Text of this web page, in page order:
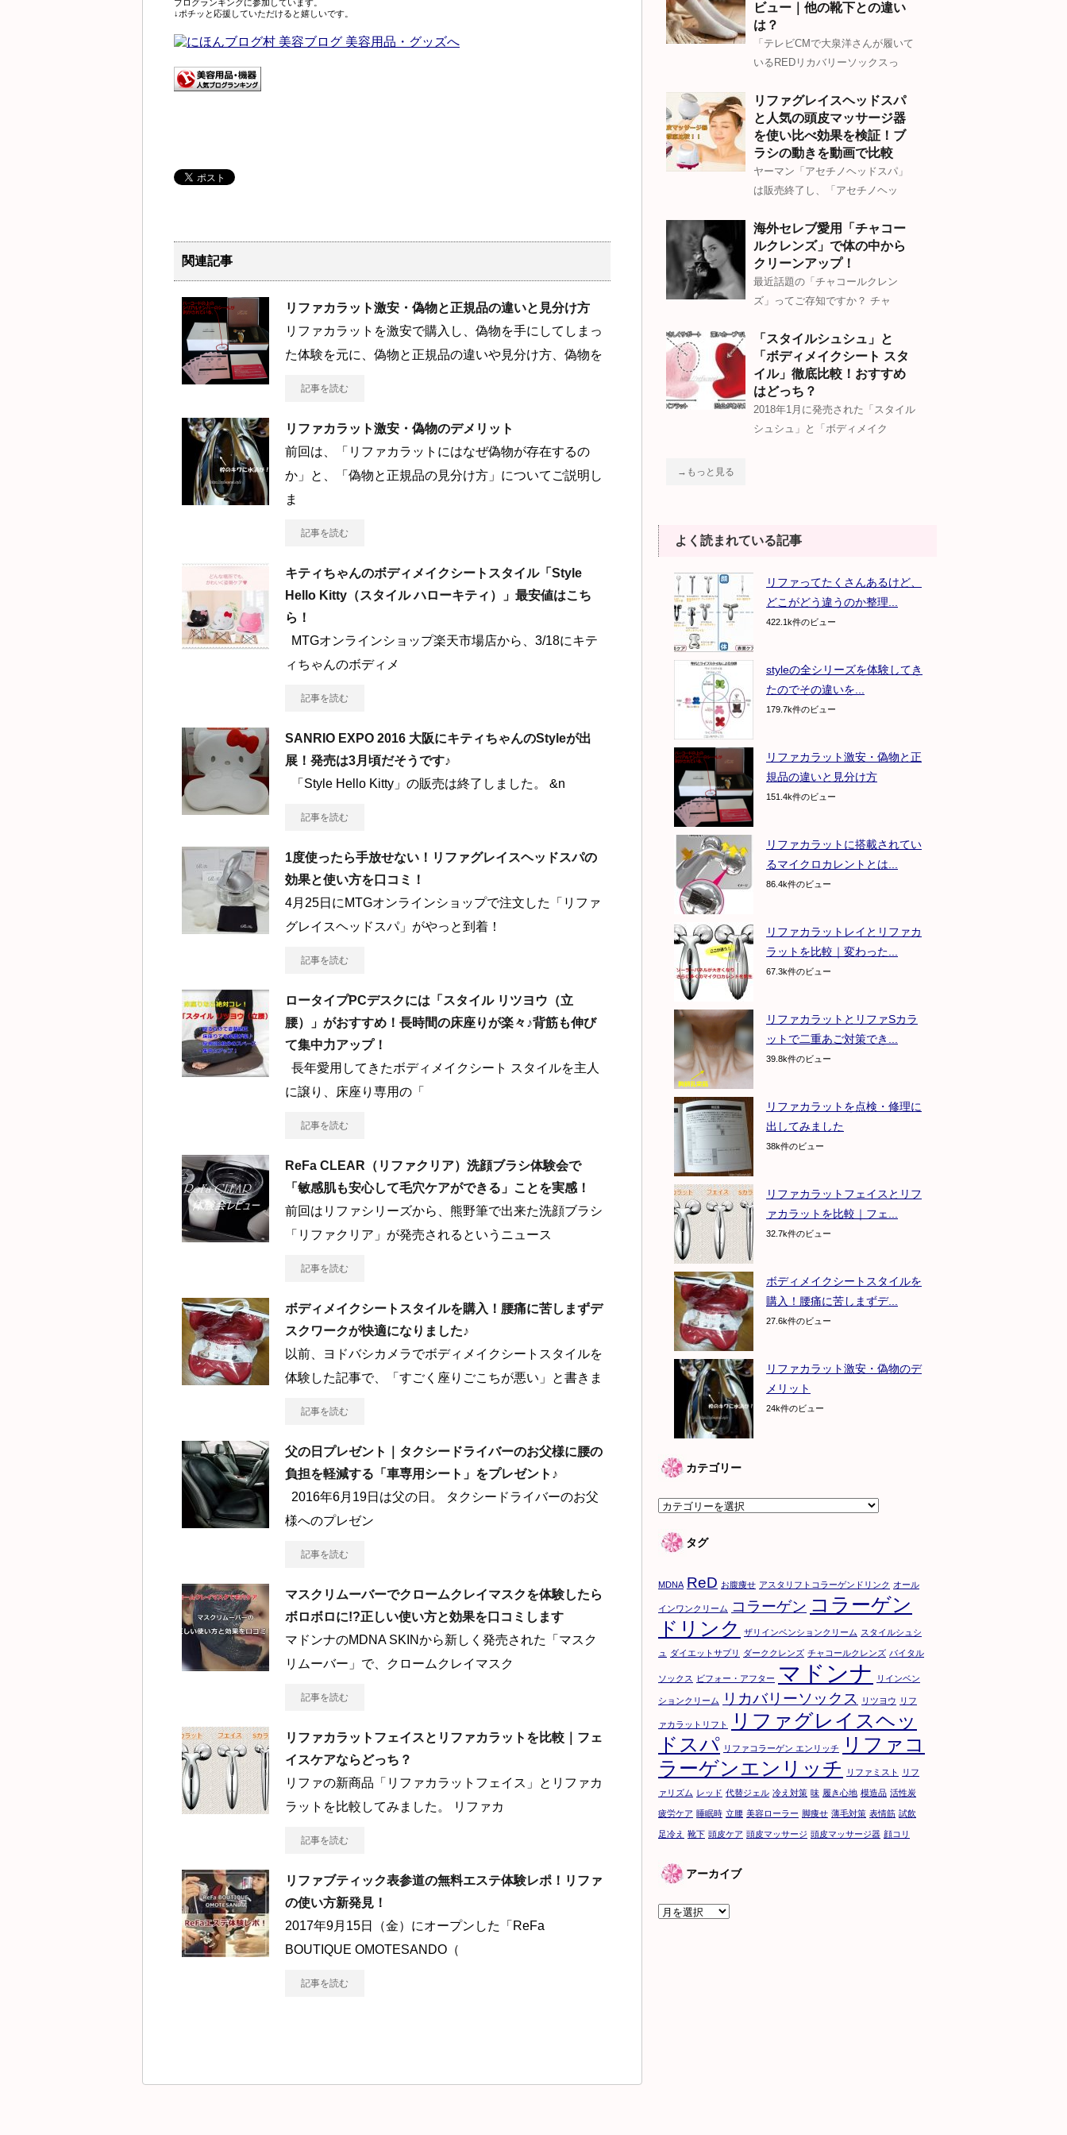
ブログランキングに参加しています。
↓ポチッと応援していただけると嬉しいです。
関連記事
リファカラット激安・偽物と正規品の違いと見分け方
リファカラットを激安で購入し、偽物を手にしてしまっ
た体験を元に、偽物と正規品の違いや見分け方、偽物を
記事を読む
リファカラット激安・偽物のデメリット
前回は、「リファカラットにはなぜ偽物が存在するの
か」と、「偽物と正規品の見分け方」についてご説明し
ま
記事を読む
キティちゃんのボディメイクシートスタイル「Style
Hello Kitty（スタイル ハローキティ）」最安値はこち
ら！
MTGオンラインショップ楽天市場店から、3/18にキテ
ィちゃんのボディメ
記事を読む
SANRIO EXPO 2016 大阪にキティちゃんのStyleが出
展！発売は3月頃だそうです♪
「Style Hello Kitty」の販売は終了しました。 &n
記事を読む
1度使ったら手放せない！リファグレイスヘッドスパの
効果と使い方を口コミ！
4月25日にMTGオンラインショップで注文した「リファ
グレイスヘッドスパ」がやっと到着！
記事を読む
ロータイプPCデスクには「スタイル リツヨウ（立
腰）」がおすすめ！長時間の床座りが楽々♪背筋も伸び
て集中力アップ！
長年愛用してきたボディメイクシート スタイルを主人
に譲り、床座り専用の「
記事を読む
ReFa CLEAR（リファクリア）洗顔ブラシ体験会で
「敏感肌も安心して毛穴ケアができる」ことを実感！
前回はリファシリーズから、熊野筆で出来た洗顔ブラシ
「リファクリア」が発売されるというニュース
記事を読む
ボディメイクシートスタイルを購入！腰痛に苦しまずデ
スクワークが快適になりました♪
以前、ヨドバシカメラでボディメイクシートスタイルを
体験した記事で、「すごく座りごこちが悪い」と書きま
記事を読む
父の日プレゼント｜タクシードライバーのお父様に腰の
負担を軽減する「車専用シート」をプレゼント♪
2016年6月19日は父の日。 タクシードライバーのお父
様へのプレゼン
記事を読む
マスクリムーバーでクロームクレイマスクを体験したら
ボロボロに!?正しい使い方と効果を口コミします
マドンナのMDNA SKINから新しく発売された「マスク
リムーバー」で、クロームクレイマスク
記事を読む
リファカラットフェイスとリファカラットを比較｜フェ
イスケアならどっち？
リファの新商品「リファカラットフェイス」とリファカ
ラットを比較してみました。 リファカ
記事を読む
リファブティック表参道の無料エステ体験レポ！リファ
の使い方新発見！
2017年9月15日（金）にオープンした「ReFa
BOUTIQUE OMOTESANDO（
記事を読む
ビュー｜他の靴下との違い
は？
「テレビCMで大泉洋さんが履いて
いるREDリカバリーソックスっ
リファグレイスヘッドスパ
と人気の頭皮マッサージ器
を使い比べ効果を検証！ブ
ラシの動きを動画で比較
ヤーマン「アセチノヘッドスパ」
は販売終了し、「アセチノヘッ
海外セレブ愛用「チャコー
ルクレンズ」で体の中から
クリーンアップ！
最近話題の「チャコールクレン
ズ」ってご存知ですか？ チャ
「スタイルシュシュ」と
「ボディメイクシート スタ
イル」徹底比較！おすすめ
はどっち？
2018年1月に発売された「スタイル
シュシュ」と「ボディメイク
→もっと見る
よく読まれている記事
リファってたくさんあるけど、
どこがどう違うのか整理...
422.1k件のビュー
styleの全シリーズを体験してき
たのでその違いを...
179.7k件のビュー
リファカラット激安・偽物と正
規品の違いと見分け方
151.4k件のビュー
リファカラットに搭載されてい
るマイクロカレントとは...
86.4k件のビュー
リファカラットレイとリファカ
ラットを比較｜変わった...
67.3k件のビュー
リファカラットとリファSカラ
ットで二重あご対策でき...
39.8k件のビュー
リファカラットを点検・修理に
出してみました
38k件のビュー
リファカラットフェイスとリフ
ァカラットを比較｜フェ...
32.7k件のビュー
ボディメイクシートスタイルを
購入！腰痛に苦しまずデ...
27.6k件のビュー
リファカラット激安・偽物のデ
メリット
24k件のビュー
カテゴリー
カ
ゴ
ー
タグ
MDNA ReD お腹痩せ アスタリフトコラーゲンドリンク オール
インワンクリーム コラーゲン コラーゲン
ドリンク
ザリインベンションクリーム スタイルシュシ
ュ ダイエットサプリ ダーククレンズ チャコールクレンズ バイタル
ソックス ビフォー・アフター マドンナ リインベン
ションクリーム リカバリーソックス リツヨウ リフ
ァカラットリフト
リファグレイスヘッ
ドスパ リファコラーゲン エンリッチ
リファコ
ラーゲンエンリッチ
リファミスト リフ
ァリズム レッド 代替ジェル 冷え対策 味 履き心地 模造品 活性炭
疲労ケア 睡眠時 立腰 美容ローラー 脚痩せ 薄毛対策 表情筋 試飲
足冷え 靴下 頭皮ケア 頭皮マッサージ 頭皮マッサージ器 顔コリ
アーカイブ
ア